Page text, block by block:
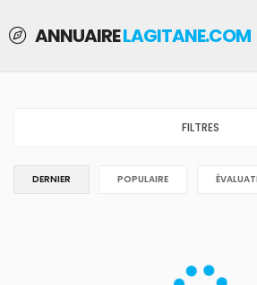
ANNUAIRELAGITANE.COM
FILTRES
DERNIER POPULAIRE